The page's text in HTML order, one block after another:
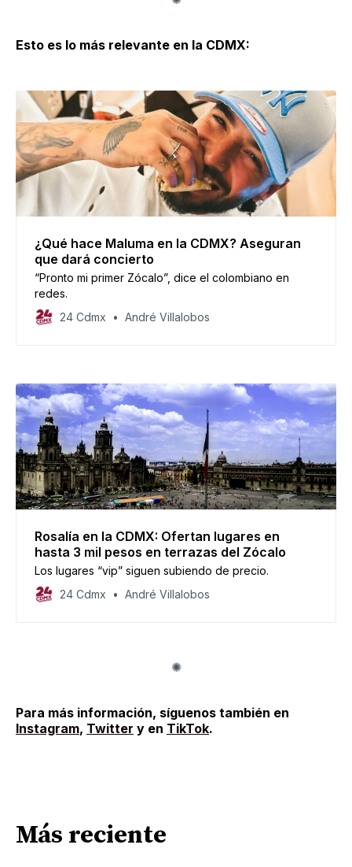
Esto es lo más relevante en la CDMX:
¿Qué hace Maluma en la CDMX? Aseguran
que dará concierto
“Pronto mi primer Zócalo”, dice el colombiano en
redes.
24 Cdmx
André Villalobos
Rosalía en la CDMX: Ofertan lugares en
hasta 3 mil pesos en terrazas del Zócalo
Los lugares “vip” siguen subiendo de precio.
24 Cdmx
André Villalobos
Para más información, síguenos también en
Instagram, Twitter y en TikTok.
Más reciente